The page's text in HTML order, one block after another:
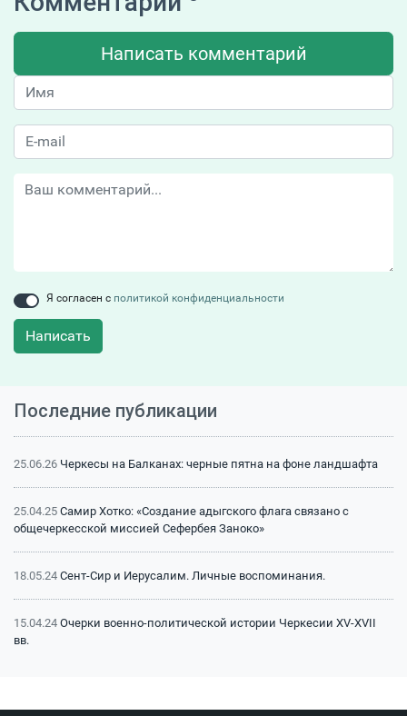
Написать комментарий
Я согласен с политикой конфиденциальности
Написать
Последние публикации
25.06.26 Черкесы на Балканах: черные пятна на фоне ландшафта
25.04.25 Самир Хотко: «Создание адыгского флага связано с
общечеркесской миссией Сефербея Заноко»
18.05.24 Сент-Сир и Иерусалим. Личные воспоминания.
15.04.24 Очерки военно-политической истории Черкесии XV-XVII
вв.